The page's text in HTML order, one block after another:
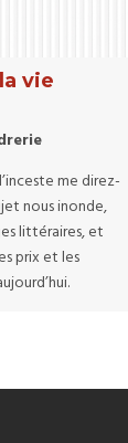
vie
me direz-
nous inonde,
littéraires, et
prix et les